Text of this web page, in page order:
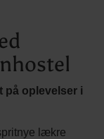
på oplevelser i
lækre